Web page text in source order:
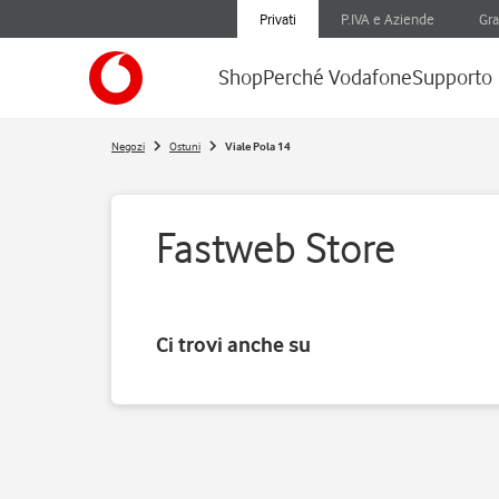
Privati P.IVA e Aziende
ShopPerché VodafoneSupporto
Negozi Ostuni Viale Pola 14
Fastweb Store
Ci trovi anche su